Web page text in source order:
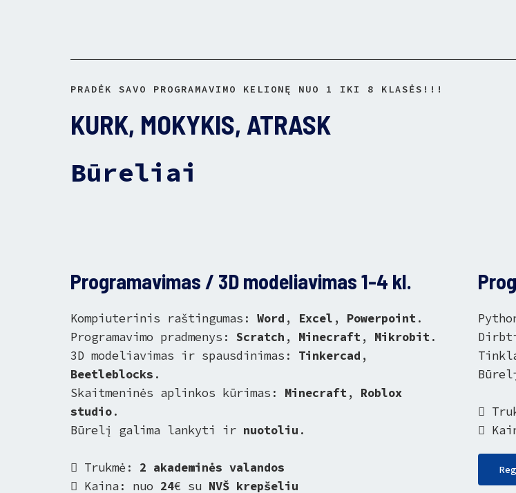
PRADĖK SAVO PROGRAMAVIMO KELIONĘ NUO 1 IKI 8 KLASĖS!!!
KURK, MOKYKIS, ATRASK
Būreliai
Programavimas / 3D modeliavimas 1-4 kl.
Kompiuterinis raštingumas: Word , Excel , Powerpoint.
Programavimo pradmenys: Scratch , Minecraft, Mikrobit.
3D modeliavimas ir spausdinimas: Tinkercad ,
Beetleblocks .
Skaitmeninės aplinkos kūrimas: Minecraft, Roblox
studio.
Būrelį galima lankyti ir nuotoliu .
Trukmė: 2 akademinės valandos
Kaina: nuo 24€ su NVŠ krepšeliu